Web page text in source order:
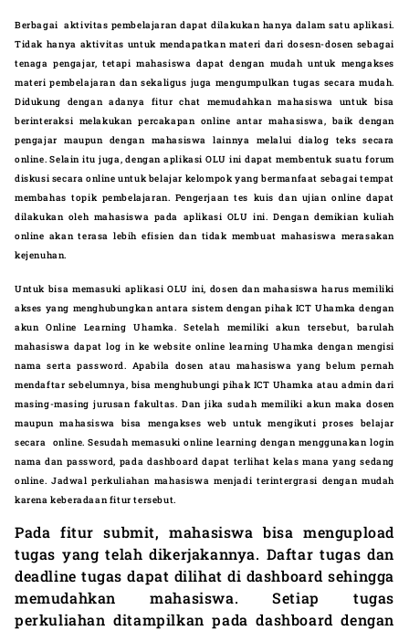
Berbagai aktivitas pembelajaran dapat dilakukan hanya dalam satu aplikasi.
Tidak hanya aktivitas untuk mendapatkan materi dari dosesn-dosen sebagai
tenaga pengajar, tetapi mahasiswa dapat dengan mudah untuk mengakses
materi pembelajaran dan sekaligus juga mengumpulkan tugas secara mudah.
Didukung dengan adanya fitur chat memudahkan mahasiswa untuk bisa
berinteraksi melakukan percakapan online antar mahasiswa, baik dengan
pengajar maupun dengan mahasiswa lainnya melalui dialog teks secara
online. Selain itu juga, dengan aplikasi OLU ini dapat membentuk suatu forum
diskusi secara online untuk belajar kelompok yang bermanfaat sebagai tempat
membahas topik pembelajaran. Pengerjaan tes kuis dan ujian online dapat
dilakukan oleh mahasiswa pada aplikasi OLU ini. Dengan demikian kuliah
online akan terasa lebih efisien dan tidak membuat mahasiswa merasakan
kejenuhan.
Untuk bisa memasuki aplikasi OLU ini, dosen dan mahasiswa harus memiliki
akses yang menghubungkan antara sistem dengan pihak ICT Uhamka dengan
akun Online Learning Uhamka. Setelah memiliki akun tersebut, barulah
mahasiswa dapat log in ke website online learning Uhamka dengan mengisi
nama serta password. Apabila dosen atau mahasiswa yang belum pernah
mendaftar sebelumnya, bisa menghubungi pihak ICT Uhamka atau admin dari
masing-masing jurusan fakultas. Dan jika sudah memiliki akun maka dosen
maupun mahasiswa bisa mengakses web untuk mengikuti proses belajar
secara online. Sesudah memasuki online learning dengan menggunakan login
nama dan password, pada dashboard dapat terlihat kelas mana yang sedang
online. Jadwal perkuliahan mahasiswa menjadi terintergrasi dengan mudah
karena keberadaan fitur tersebut.
Pada fitur submit, mahasiswa bisa mengupload
tugas yang telah dikerjakannya. Daftar tugas dan
deadline tugas dapat dilihat di dashboard sehingga
memudahkan mahasiswa. Setiap tugas
perkuliahan ditampilkan pada dashboard dengan